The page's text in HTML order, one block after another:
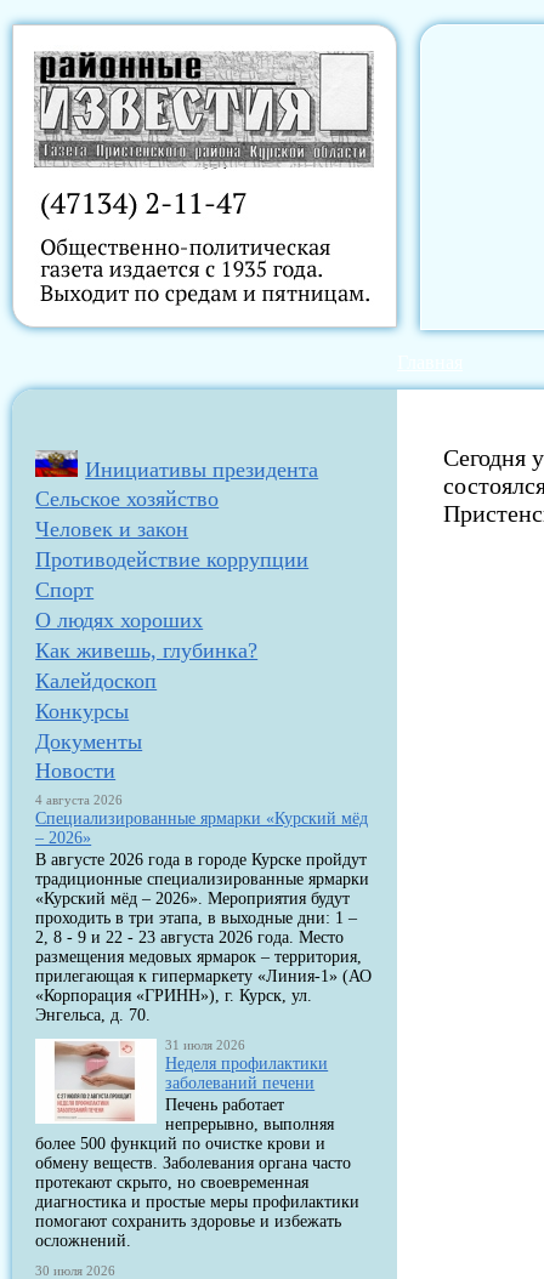
Инициативы президента
Сельское хозяйство
Человек и закон
Противодействие коррупции
Спорт
О людях хороших
Как живешь, глубинка?
Калейдоскоп
Конкурсы
Документы
Новости
4 августа 2026
Специализированные ярмарки «Курский мёд
– 2026»
В августе 2026 года в городе Курске пройдут
традиционные специализированные ярмарки
«Курский мёд – 2026». Мероприятия будут
проходить в три этапа, в выходные дни: 1 –
2, 8 - 9 и 22 - 23 августа 2026 года. Место
размещения медовых ярмарок – территория,
прилегающая к гипермаркету «Линия-1» (АО
«Корпорация «ГРИНН»), г. Курск, ул.
Энгельса, д. 70.
31 июля 2026
Неделя профилактики
заболеваний печени
Печень работает
непрерывно, выполняя
более 500 функций по очистке крови и
обмену веществ. Заболевания органа часто
протекают скрыто, но своевременная
диагностика и простые меры профилактики
помогают сохранить здоровье и избежать
осложнений.
30 июля 2026
Сегодня